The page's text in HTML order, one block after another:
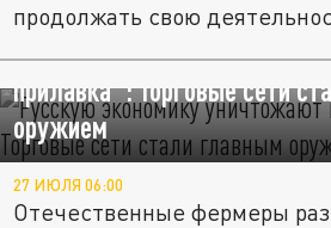
продолжать свою
Русскую экономику
прилавка": Торговые сети
оружием
27 ИЮЛЯ 06:00
Отечественные фермеры